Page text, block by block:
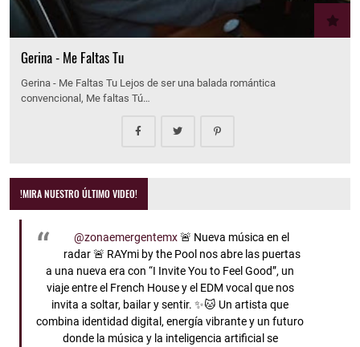
Gerina - Me Faltas Tu
Gerina - Me Faltas Tu Lejos de ser una balada romántica
convencional, Me faltas Tú…
!MIRA NUESTRO ÚLTIMO VIDEO!
@zonaemergentemx🚨 Nueva música en el
radar 🚨 RAYmi by the Pool nos abre las puertas
a una nueva era con “I Invite You to Feel Good”, un
viaje entre el French House y el EDM vocal que nos
invita a soltar, bailar y sentir. ✨🐱 Un artista que
combina identidad digital, energía vibrante y un futuro
donde la música y la inteligencia artificial se